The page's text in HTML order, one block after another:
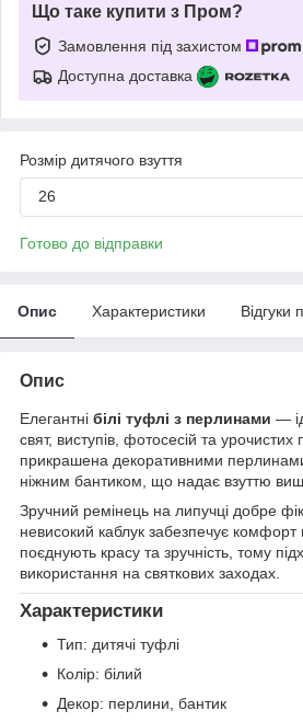
Що таке купити з Пром?
Замовлення під захистом
Доступна доставка
Розмір дитячого взуття
26
Готово до відправки
Опис Характеристики Відгуки
Опис
Елегантні білі туфлі з перлинами —
свят, виступів, фотосесій та
прикрашена декоративними перлинами
ніжним бантиком, що надає взуттю
Зручний ремінець на липучці добре
невисокий каблук забезпечує комфорт
поєднують красу та зручність, тому
використання на святкових заходах.
Характеристики
Тип: дитячі туфлі
Колір: білий
Декор: перлини, бантик